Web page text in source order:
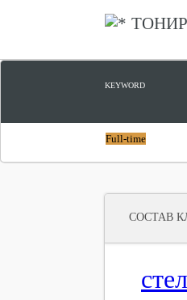
KEYWORD
Full-time
СОСТАВ